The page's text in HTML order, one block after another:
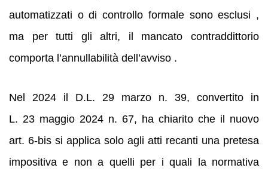
automatizzati o di controllo formale sono esclusi ,
ma per tutti gli altri, il mancato contraddittorio
comporta l’annullabilità dell’avviso .
Nel 2024 il D.L. 29 marzo n. 39, convertito in
L. 23 maggio 2024 n. 67, ha chiarito che il nuovo
art. 6‑bis si applica solo agli atti recanti una pretesa
impositiva e non a quelli per i quali la normativa